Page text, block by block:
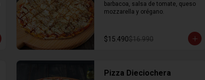
barbacoa, salsa de tomate, queso
mozzarella y orégano.
$15.490$16.990
Pizza Dieciochera